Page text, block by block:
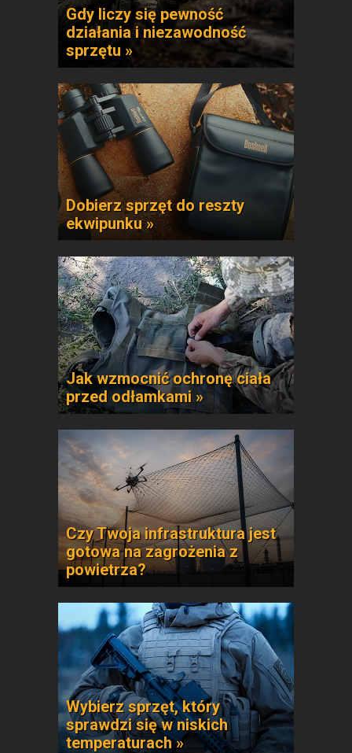
Gdy liczy się pewność
działania i niezawodność
sprzętu »
Dobierz sprzęt do reszty
ekwipunku »
Jak wzmocnić ochronę ciała
przed odłamkami »
Czy Twoja infrastruktura jest
gotowa na zagrożenia z
powietrza?
Wybierz sprzęt, który
sprawdzi się w niskich
temperaturach »